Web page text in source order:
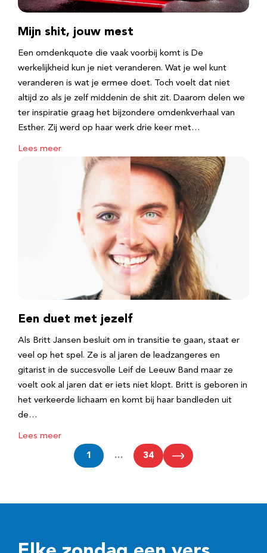
Mijn shit, jouw mest
Een omdenkquote die vaak voorbij komt is De
werkelijkheid kun je niet veranderen. Wat je wel kunt
veranderen is wat je ermee doet. Toch voelt dat niet
altijd zo als je zelf middenin de shit zit. Daarom delen we
ter inspiratie graag het bijzondere omdenkverhaal van
Esther. Zij werd op haar werk drie keer met…
Lees meer
Een duet met jezelf
Als Britt Jansen besluit om in transitie te gaan, staat er
veel op het spel. Ze is al jaren de leadzangeres en
gitarist in de succesvolle Leif de Leeuw Band maar ze
voelt ook al jaren dat er iets niet klopt. Britt is geboren in
het verkeerde lichaam en komt bij haar bandleden uit
de…
Lees meer
1 … 34